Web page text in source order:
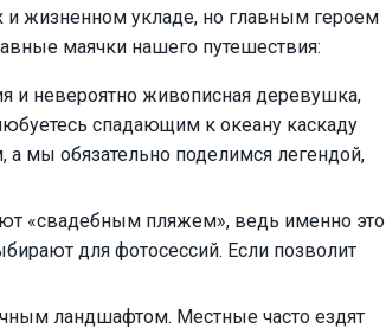
и жизненном укладе, но главным героем
маячки нашего путешествия:
и невероятно живописная деревушка,
спадающим к океану каскаду
мы обязательно поделимся легендой,
«свадебным пляжем», ведь именно это
для фотосессий. Если позволит
ландшафтом. Местные часто ездят